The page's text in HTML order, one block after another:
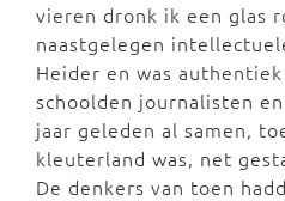
vieren dronk ik een glas
naastgelegen
Heider en was
schoolden journalisten
jaar geleden al samen,
kleuterland was, net
De denkers van toen